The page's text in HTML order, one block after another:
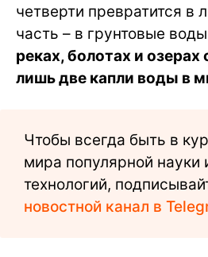
четверти превратится в
часть – в грунтовые
реках, болотах и озерах
лишь две капли воды в
Чтобы всегда быть в
мира популярной науки
технологий,
новостной канал в